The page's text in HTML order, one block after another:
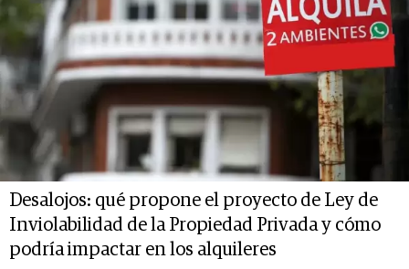
Desalojos: qué propone el proyecto de Ley de
Inviolabilidad de la Propiedad Privada y cómo
podría impactar en los alquileres